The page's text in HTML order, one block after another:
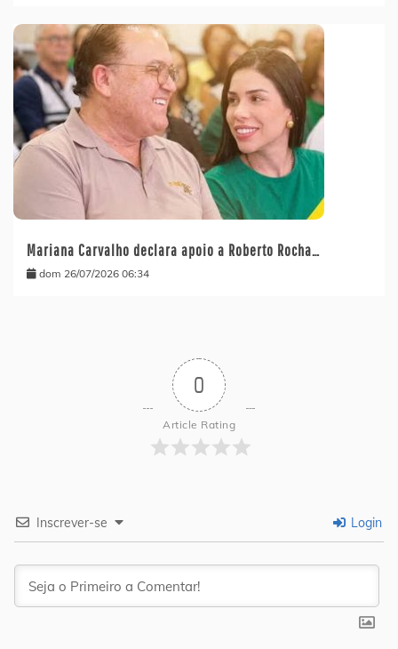
Mariana Carvalho declara apoio a Roberto Rocha…
dom 26/07/2026 06:34
0
Article Rating
Inscrever-se Login